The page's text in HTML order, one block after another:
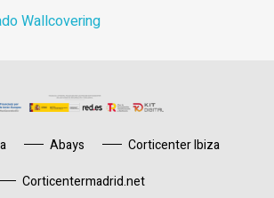
Wallcovering
Abays
Corticenter Ibiza
Corticentermadrid.net